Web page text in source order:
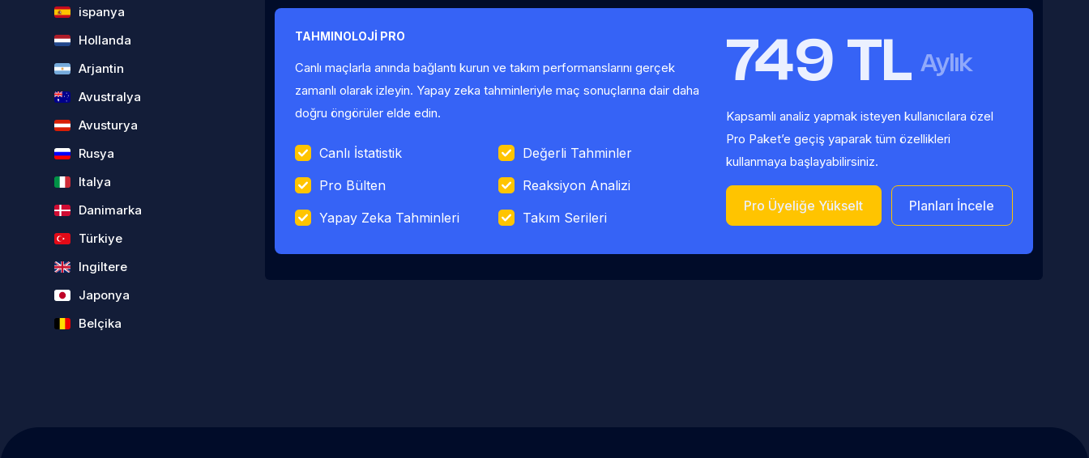
ispanya
Hollanda
Arjantin
Avustralya
Avusturya
Rusya
Italya
Danimarka
Türkiye
Ingiltere
Japonya
Belçika
TAHMINOLOJİ PRO
Canlı maçlarla anında bağlantı kurun ve takım performanslarını gerçek
zamanlı olarak izleyin. Yapay zeka tahminleriyle maç sonuçlarına dair daha
doğru öngörüler elde edin.
Canlı İstatistik
Değerli Tahminler
Pro Bülten
Reaksiyon Analizi
Yapay Zeka Tahminleri
Takım Serileri
749 TL Aylık
Kapsamlı analiz yapmak isteyen kullanıcılara özel
Pro Paket’e geçiş yaparak tüm özellikleri
kullanmaya başlayabilirsiniz.
Pro Üyeliğe Yükselt Planları İncele